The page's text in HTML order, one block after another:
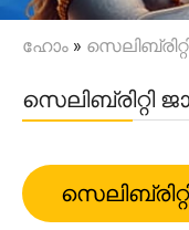
ഹോം »
സെലിബ്രിറ്റി